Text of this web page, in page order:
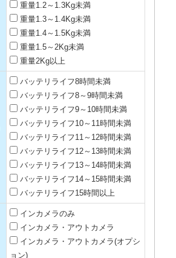
重量1.2～1.3Kg未満
重量1.3～1.4Kg未満
重量1.4～1.5Kg未満
重量1.5～2Kg未満
重量2Kg以上
バッテリライフ8時間未満
バッテリライフ8～9時間未満
バッテリライフ9～10時間未満
バッテリライフ10～11時間未満
バッテリライフ11～12時間未満
バッテリライフ12～13時間未満
バッテリライフ13～14時間未満
バッテリライフ14～15時間未満
バッテリライフ15時間以上
インカメラのみ
インカメラ・アウトカメラ
インカメラ・アウトカメラ(オプシ
ョン)